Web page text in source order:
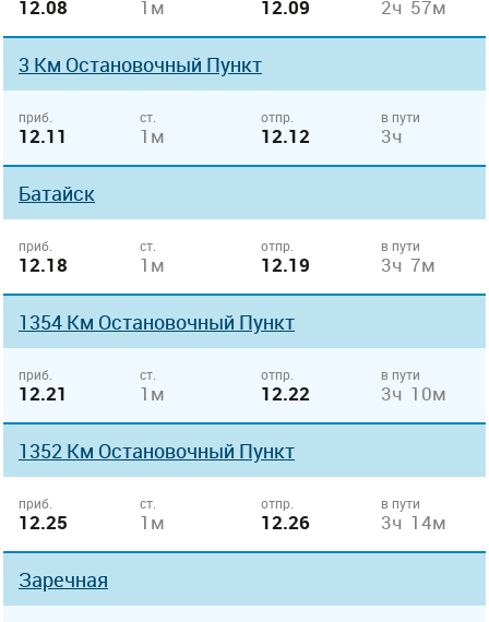
12.08 1м 12.09 2ч 57м
3 Км Остановочный Пункт
приб.
12.11
ст.
1м
отпр.
12.12
в пути
3ч
Батайск
приб.
12.18
ст.
1м
отпр.
12.19
в пути
3ч 7м
1354 Км Остановочный Пункт
приб.
12.21
ст.
1м
отпр.
12.22
в пути
3ч 10м
1352 Км Остановочный Пункт
приб.
12.25
ст.
1м
отпр.
12.26
в пути
3ч 14м
Заречная